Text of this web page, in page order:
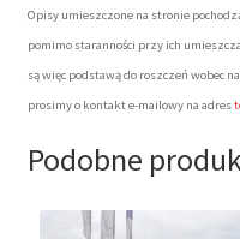
Opisy umieszczone na stronie
pomimo staranności przy ich
są więc podstawą do roszczeń wobec
prosimy o kontakt e-mailowy na adres
Podobne